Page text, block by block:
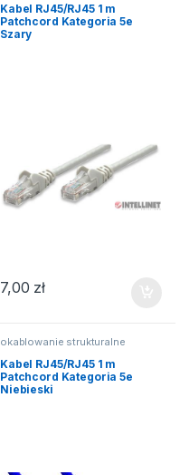
Kabel RJ45/RJ45 1 m
Patchcord Kategoria 5e
Szary
7,00 zł
okablowanie strukturalne
Kabel RJ45/RJ45 1 m
Patchcord Kategoria 5e
Niebieski